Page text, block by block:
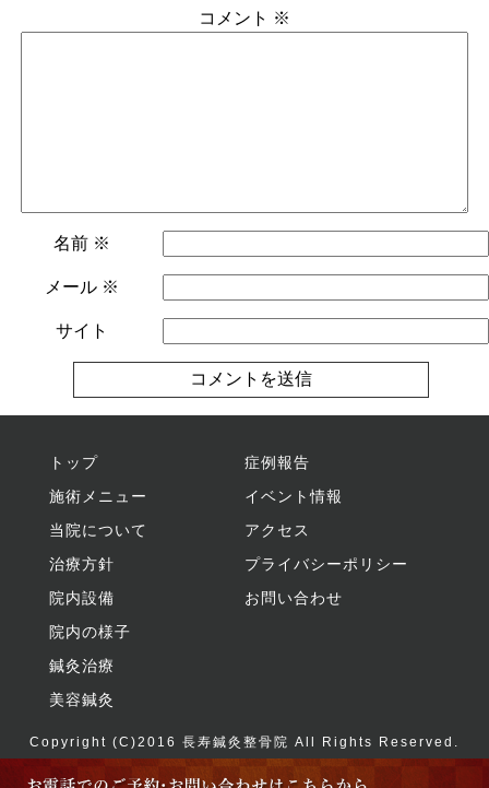
コメント ※
名前 ※
メール ※
サイト
トップ
施術メニュー
当院について
治療方針
院内設備
院内の様子
鍼灸治療
美容鍼灸
症例報告
イベント情報
アクセス
プライバシーポリシー
お問い合わせ
Copyright (C)2016 長寿鍼灸整骨院 All Rights Reserved.